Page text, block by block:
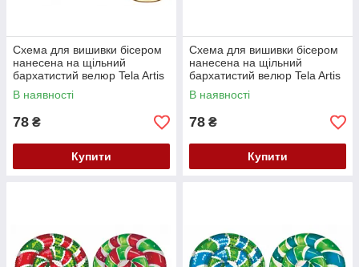
Схема для вишивки бісером
нанесена на щільний
бархатистий велюр Tela Artis
Пряник міні ВЛ-005
В наявності
78 ₴
Купити
Схема для вишивки бісером
нанесена на щільний
бархатистий велюр Tela Artis
рожевий Льодяник ВЛ-006
В наявності
78 ₴
Купити